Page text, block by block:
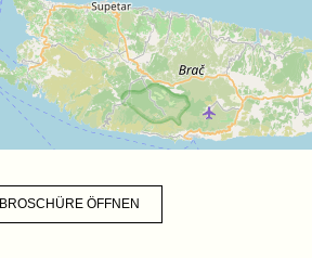
BROSCHÜRE ÖFFNEN